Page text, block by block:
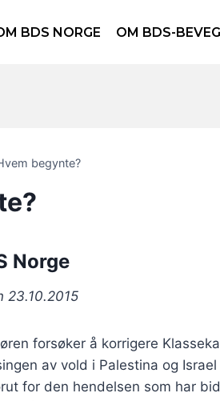
BDS NORGE OM BDS-
begynte?
Norge
23.10.2015
forsøker å korrigere
av vold i Palestina og
for den hendelsen som har